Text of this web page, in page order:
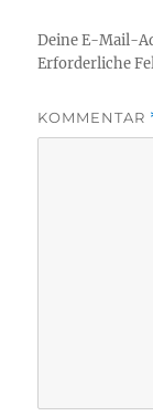
Deine E-Mail-
Erforderliche
KOMMENTAR